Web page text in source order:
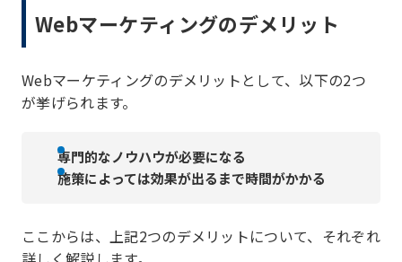
Webマーケティングのデメリット
Webマーケティングのデメリットとして、以下の2つ
が挙げられます。
専門的なノウハウが必要になる
施策によっては効果が出るまで時間がかかる
ここからは、上記2つのデメリットについて、それぞれ